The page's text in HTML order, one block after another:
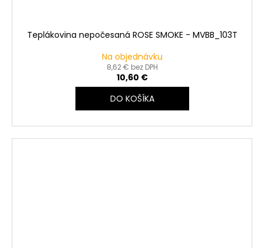
Teplákovina nepočesaná ROSE SMOKE - MVBB_103T
Na objednávku
8,62 € bez DPH
10,60 €
DO KOŠÍKA